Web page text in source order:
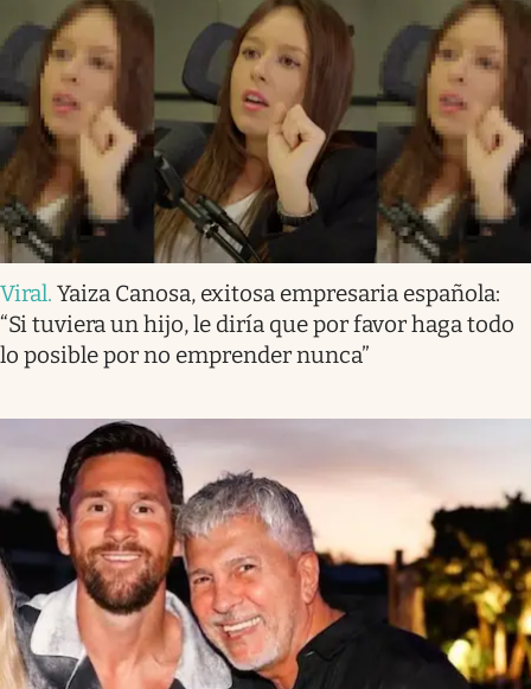
Viral. Yaiza Canosa, exitosa empresaria española:
“Si tuviera un hijo, le diría que por favor haga todo
lo posible por no emprender nunca”